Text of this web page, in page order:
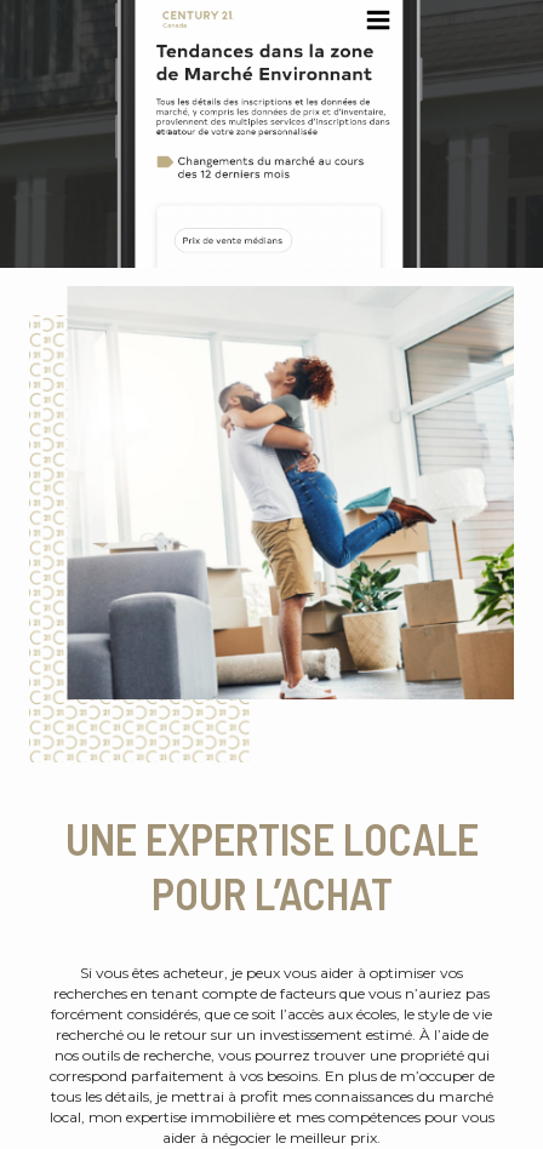
UNE EXPERTISE LOCALE
POUR L’ACHAT
Si vous êtes acheteur, je peux vous aider à optimiser vos
recherches en tenant compte de facteurs que vous n’auriez pas
forcément considérés, que ce soit l’accès aux écoles, le style de vie
recherché ou le retour sur un investissement estimé. À l’aide de
nos outils de recherche, vous pourrez trouver une propriété qui
correspond parfaitement à vos besoins. En plus de m’occuper de
tous les détails, je mettrai à profit mes connaissances du marché
local, mon expertise immobilière et mes compétences pour vous
aider à négocier le meilleur prix.